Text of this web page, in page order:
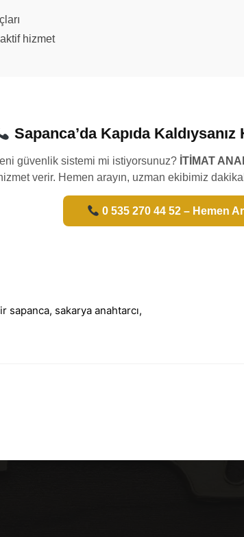
hizmet
Sapanca’da Kapıda Kaldıysanız
güvenlik sistemi mi istiyorsunuz? İTİMAT
verir. Hemen arayın, uzman ekibimiz
0 535 270 44 52 – Hemen
sapanca, sakarya anahtarcı